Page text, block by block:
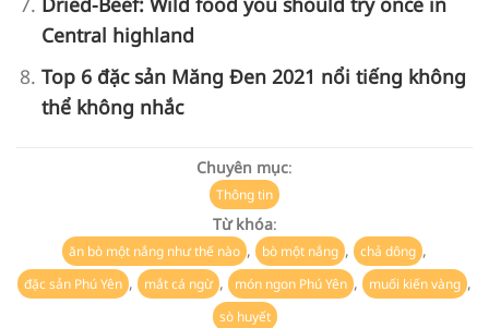
Central highland
Top 6 đặc sản Măng Đen 2021 nổi tiếng không
thể không nhắc
Chuyên mục:
Thông tin
Từ khóa:
ăn bò một nắng như thế nào , bò một nắng , chả dông ,
đặc sản Phú Yên , mắt cá ngừ , món ngon Phú Yên , muối kiến vàng ,
sò huyết